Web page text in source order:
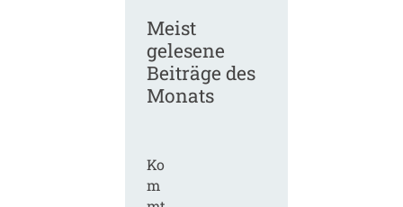
Meist
gelesene
Beiträge des
Monats
Ko
m